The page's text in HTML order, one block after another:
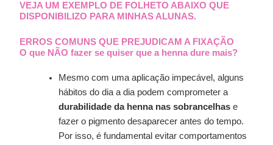
VEJA UM EXEMPLO DE FOLHETO ABAIXO QUE
DISPONIBILIZO PARA MINHAS ALUNAS.
ERROS COMUNS QUE PREJUDICAM A FIXAÇÃO
O que NÃO fazer se quiser que a henna dure mais?
Mesmo com uma aplicação impecável, alguns
hábitos do dia a dia podem comprometer a
durabilidade da henna nas sobrancelhas e
fazer o pigmento desaparecer antes do tempo.
Por isso, é fundamental evitar comportamentos